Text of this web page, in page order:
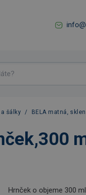
šálky / BELA matná,
Hrnček o objeme 300